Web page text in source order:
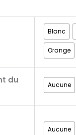
Blanc
Orange
du
Aucune
Aucune